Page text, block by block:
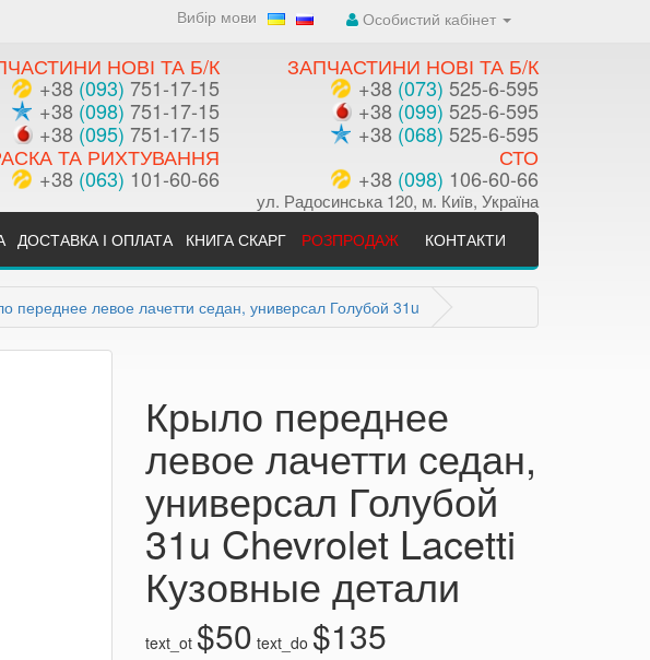
Вибір мови Особистий кабінет
НОВІ ТА Б/К
+38 (093) 751-17-15
+38 (098) 751-17-15
+38 (095) 751-17-15
ТА РИХТУВАННЯ
+38 (063) 101-60-66
ЗАПЧАСТИНИ НОВІ ТА Б/К
+38 (073) 525-6-595
+38 (099) 525-6-595
+38 (068) 525-6-595
СТО
+38 (098) 106-60-66
ул. Радосинська 120, м. Київ, Україна
ДОСТАВКА І ОПЛАТА КНИГА СКАРГ РОЗПРОДАЖ КОНТАКТИ
переднее левое лачетти седан, универсал Голубой 31u
Крыло переднее
левое лачетти седан,
универсал Голубой
31u Chevrolet Lacetti
Кузовные детали
text_ot $50 text_do $135